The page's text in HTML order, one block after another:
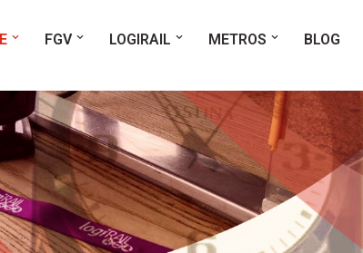
FGV LOGIRAIL METROS BLOG